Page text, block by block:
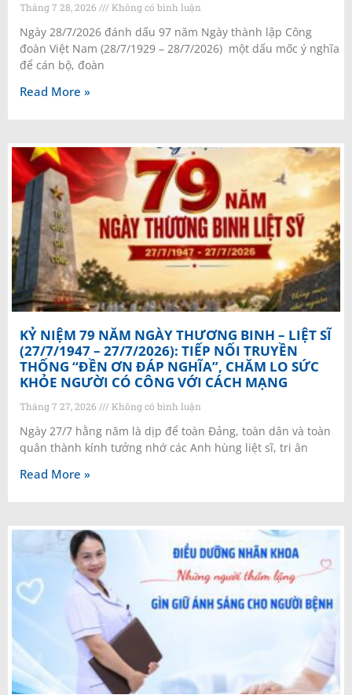
Tháng 7 28, 2026 Không có bình luận
Ngày 28/7/2026 đánh dấu 97 năm Ngày thành lập Công
đoàn Việt Nam (28/7/1929 – 28/7/2026) một dấu mốc ý nghĩa
để cán bộ, đoàn
Read More »
KỶ NIỆM 79 NĂM NGÀY THƯƠNG BINH – LIỆT SĨ
(27/7/1947 – 27/7/2026): TIẾP NỐI TRUYỀN
THỐNG “ĐỀN ƠN ĐÁP NGHĨA”, CHĂM LO SỨC
KHỎE NGƯỜI CÓ CÔNG VỚI CÁCH MẠNG
Tháng 7 27, 2026 Không có bình luận
Ngày 27/7 hằng năm là dịp để toàn Đảng, toàn dân và toàn
quân thành kính tưởng nhớ các Anh hùng liệt sĩ, tri ân
Read More »